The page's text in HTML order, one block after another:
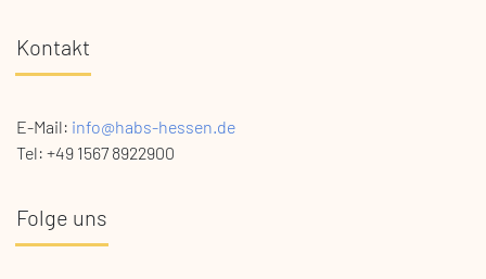
Kontakt
E-Mail: info@habs-hessen.de
Tel: +49 1567 8922900
Folge uns